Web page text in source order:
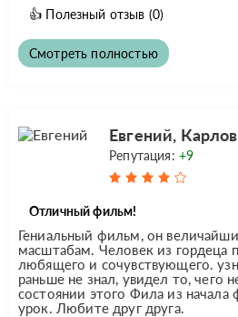
👍 Полезный отзыв (0)
Смотреть полностью
Евгений,
Репутация: +9
Отличный фильм!
Гениальный фильм, он
масштабам. Человек из гордеца
любящего и сочувствующего.
раньше не знал, увидел то, чего
состоянии этого Фила из
урок. Любите друг друга.